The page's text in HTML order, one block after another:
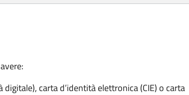
carta d’identità elettronica (CIE) o carta